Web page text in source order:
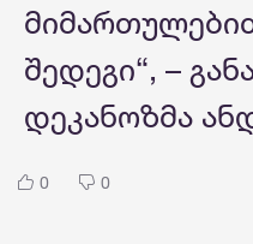
შედეგი“, –
დეკანოზმა
0 0